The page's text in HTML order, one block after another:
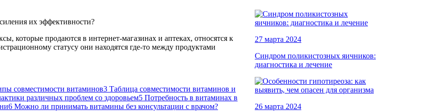
которые продаются в интернет-магазинах и аптеках, относятся к
статусу они находятся где-то между продуктами
совместимости витаминов3 Таблица совместимости витаминов и
различных проблем со здоровьем5 Потребность в витаминах в
6 Можно ли принимать витамины без консультации с врачом?
27 марта 2024
Синдром поликистозных яичников:
диагностика и лечение
26 марта 2024